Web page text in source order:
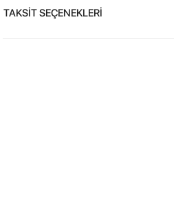
TAKSİT SEÇENEKLERİ